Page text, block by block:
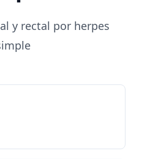
y rectal por herpes